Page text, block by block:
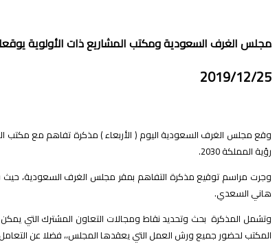
مجلس الغرف السعودية ومكتب المشاريع ذات الأولوية
2019/12/25
وقع مجلس الغرف السعودية اليوم ( الأربعاء ) مذكرة تفاهم مع مكتب
رؤية المملكة 2030
.
وجرت مراسم توقيع مذكرة التفاهم بمقر مجلس الغرف السعودية، حيث
هاني السعدي.
وتشمل المذكرة بحث وتحديد نقاط ومجالات التعاون المشترك التي يمكن
المكتب لحضور جميع ورش العمل التي يعقدها المجلس،، فضلا عن